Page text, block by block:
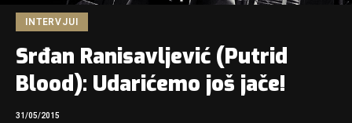
INTERVJUI
Srđan Ranisavljević (Putrid
Blood): Udarićemo još jače!
31/05/2015